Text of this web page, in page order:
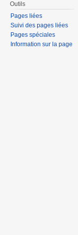
Outils
Pages liées
Suivi des pages liées
Pages spéciales
Information sur la page